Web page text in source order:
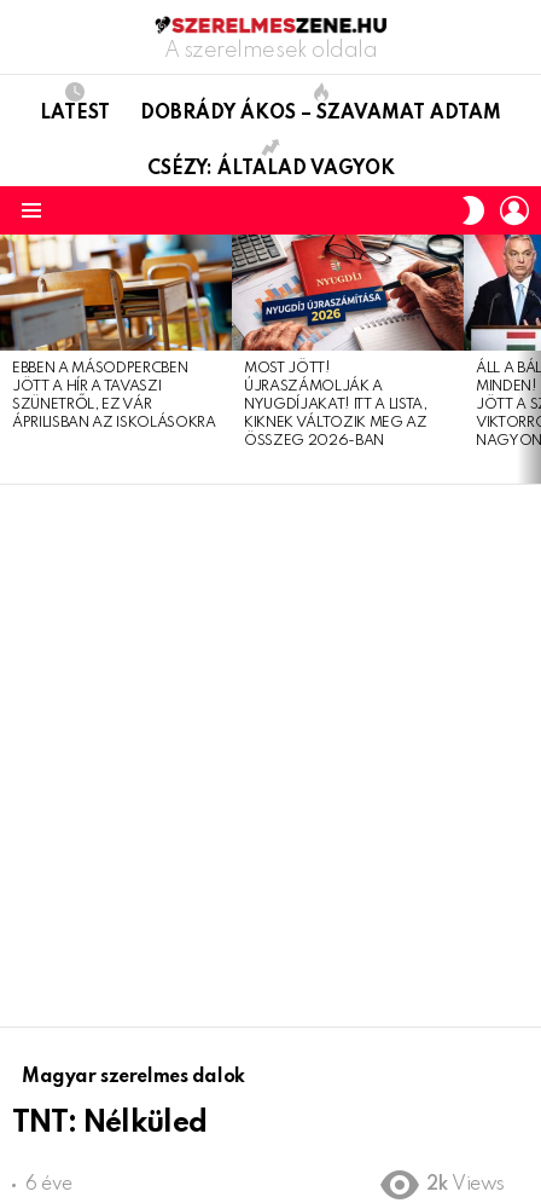
A szerelmesek oldala
LATEST DOBRÁDY ÁKOS – SZAVAMAT ADTAM
CSÉZY: ÁLTALAD VAGYOK
SKIN
LATEST
STORIES
EBBEN A MÁSODPERCBEN
JÖTT A HÍR A TAVASZI
SZÜNETRŐL, EZ VÁR
ÁPRILISBAN AZ ISKOLÁSOKRA
MOST JÖTT!
ÚJRASZÁMOLJÁK A
NYUGDÍJAKAT! ITT A LISTA,
KIKNEK VÁLTOZIK MEG AZ
ÖSSZEG 2026-BAN
ÁLL A
MINDEN!
JÖTT A
Magyar szerelmes dalok
TNT: Nélküled
6 éve 2k Views